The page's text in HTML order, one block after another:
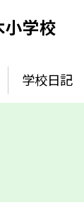
学校
学校日記